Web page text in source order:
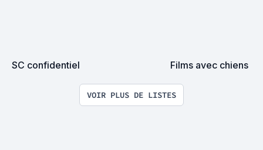
SC confidentiel Films avec chiens
VOIR PLUS DE LISTES